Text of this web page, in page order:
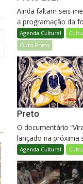
Ainda faltam seis
a programação da
Agenda Cultural
Ouro Preto
Preto
O documentário
lançado na próxima
Agenda Cultural